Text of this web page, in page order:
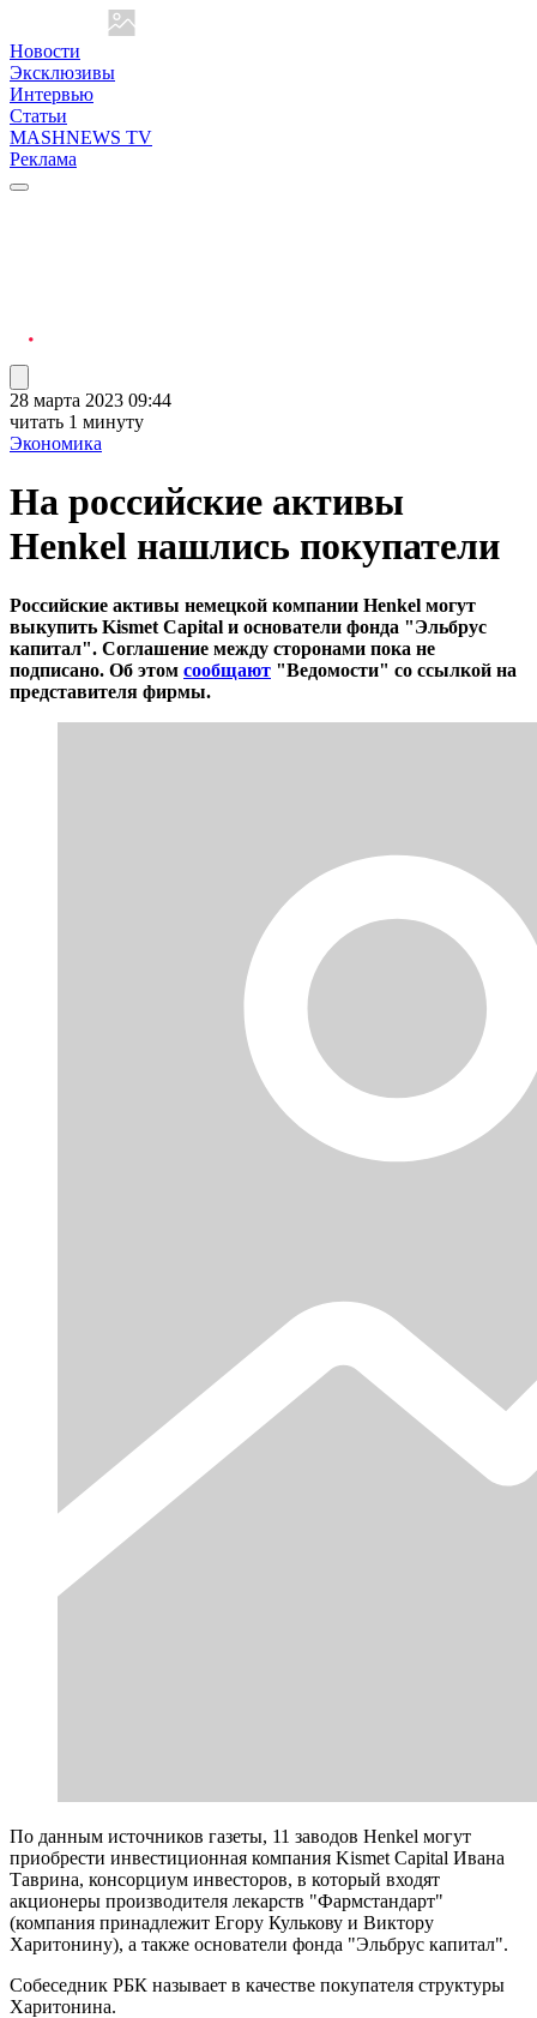
Новости
Эксклюзивы
Интервью
Статьи
MASHNEWS TV
Реклама
28 марта 2023 09:44
читать 1 минуту
Экономика
На российские активы
Henkel нашлись покупатели
Российские активы немецкой компании Henkel могут
выкупить Kismet Capital и основатели фонда "Эльбрус
капитал". Соглашение между сторонами пока не
подписано. Об этом сообщают "Ведомости" со ссылкой на
представителя фирмы.
По данным источников газеты, 11 заводов Henkel могут
приобрести инвестиционная компания Kismet Capital Ивана
Таврина, консорциум инвесторов, в который входят
акционеры производителя лекарств "Фармстандарт"
(компания принадлежит Егору Кулькову и Виктору
Харитонину), а также основатели фонда "Эльбрус капитал".
Собеседник РБК называет в качестве покупателя структуры
Харитонина.